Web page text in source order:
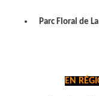
Parc Floral de
EN